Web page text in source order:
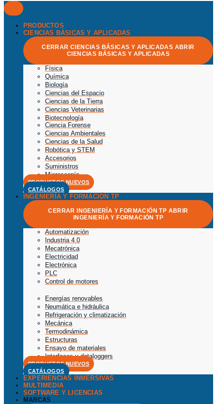
PRODUCTOS
CIENCIAS BÁSICAS Y APLICADAS
CERRAR CIENCIAS BÁSICAS Y APLICADAS ABRIR
CIENCIAS BÁSICAS Y APLICADAS
Física
Química
Biología
Ciencias del Espacio
Ciencias de la Tierra
Ciencias Veterinarias
Biotecnología
Ciencia Forense
Ciencias Ambientales
Ciencias de la Salud
Robótica y STEM
Accesorios
Suministros
Microscopía
PRODUCTOS NUEVOS
CATÁLOGOS
INGENIERÍA Y FORMACIÓN TP
CERRAR INGENIERÍA Y FORMACIÓN TP ABRIR
INGENIERÍA Y FORMACIÓN TP
Automatización
Industria 4.0
Mecatrónica
Electricidad
Electrónica
PLC
Control de motores
Energías renovables
Neumática e hidráulica
Refrigeración y climatización
Mecánica
Termodinámica
Estructuras
Ensayo de materiales
Interfaces y dataloggers
PRODUCTOS NUEVOS
CATÁLOGOS
EXPERIENCIAS INMERSIVAS
MULTIMEDIA
SOFTWARE Y LICENCIAS
MARCAS